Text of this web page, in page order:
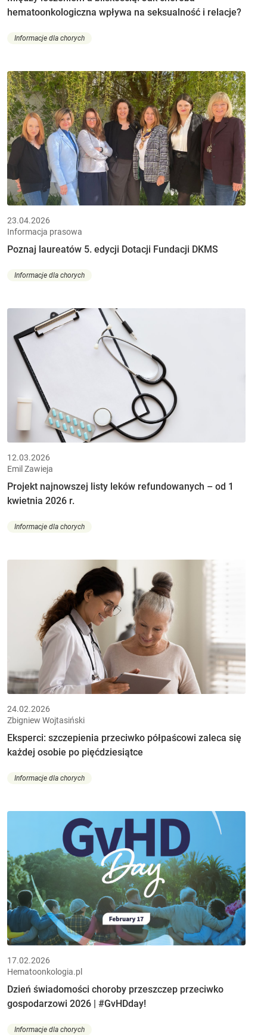
hematoonkologiczna wpływa na seksualność i relacje?
Informacje dla chorych
23.04.2026
Informacja prasowa
Poznaj laureatów 5. edycji Dotacji Fundacji DKMS
Informacje dla chorych
12.03.2026
Emil Zawieja
Projekt najnowszej listy leków refundowanych – od 1
kwietnia 2026 r.
Informacje dla chorych
24.02.2026
Zbigniew Wojtasiński
Eksperci: szczepienia przeciwko półpaścowi zaleca się
każdej osobie po pięćdziesiątce
Informacje dla chorych
17.02.2026
Hematoonkologia.pl
Dzień świadomości choroby przeszczep przeciwko
gospodarzowi 2026 | #GvHDday!
Informacje dla chorych